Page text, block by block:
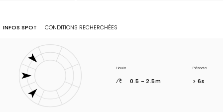
INFOS SPOT CONDITIONS RECHERCHÉES
Houle
0.5 - 2.5m
Période
> 6s